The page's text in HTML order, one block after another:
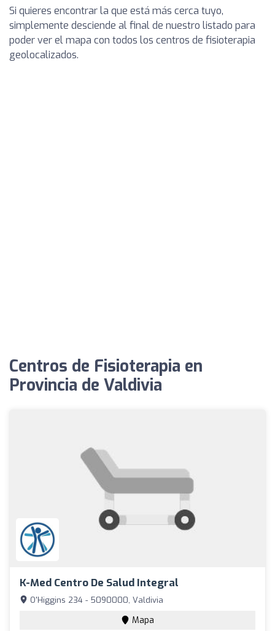
Si quieres encontrar la que está más cerca tuyo,
simplemente desciende al final de nuestro listado para
poder ver el mapa con todos los centros de fisioterapia
geolocalizados.
Centros de Fisioterapia en
Provincia de Valdivia
K-Med Centro De Salud Integral
O'Higgins 234 - 5090000, Valdivia
Mapa